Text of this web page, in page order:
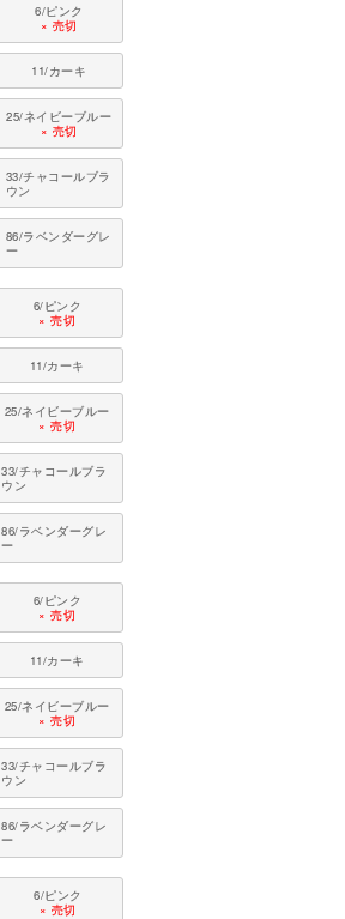
6/ピンク
× 売切
11/カーキ
25/ネイビーブルー
× 売切
33/チャコールブラ
ウン
86/ラベンダーグレ
ー
6/ピンク
× 売切
11/カーキ
25/ネイビーブルー
× 売切
33/チャコールブラ
ウン
86/ラベンダーグレ
ー
6/ピンク
× 売切
11/カーキ
25/ネイビーブルー
× 売切
33/チャコールブラ
ウン
86/ラベンダーグレ
ー
6/ピンク
× 売切